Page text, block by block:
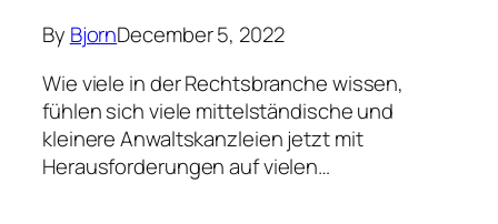
By BjornDecember 5, 2022
Wie viele in der Rechtsbranche wissen,
fühlen sich viele mittelständische und
kleinere Anwaltskanzleien jetzt mit
Herausforderungen auf vielen…